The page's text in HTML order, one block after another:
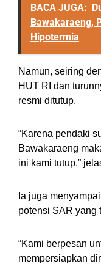
BACA JUGA:
Bawakaraeng,
Hipotermia
Namun, seiring
HUT RI dan
resmi ditutup.
“Karena pendaki
Bawakaraeng
ini kami tutup,”
Ia juga
potensi SAR yang
“Kami berpesan
mempersiapkan